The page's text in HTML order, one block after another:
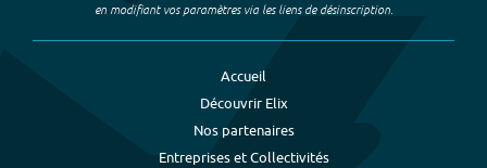
en modifiant vos paramètres via les liens de désinscription.
Accueil
Découvrir Elix
Nos partenaires
Entreprises et Collectivités